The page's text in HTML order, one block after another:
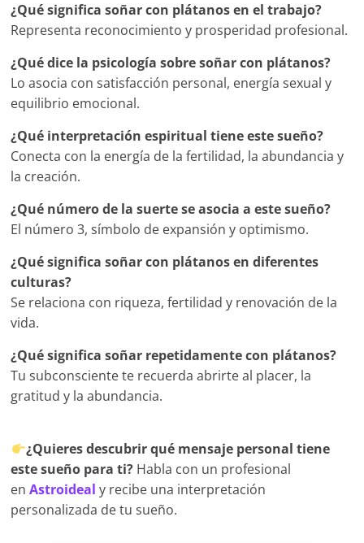
¿Qué significa soñar con plátanos en el trabajo?
Representa reconocimiento y prosperidad profesional.
¿Qué dice la psicología sobre soñar con plátanos?
Lo asocia con satisfacción personal, energía sexual y
equilibrio emocional.
¿Qué interpretación espiritual tiene este sueño?
Conecta con la energía de la fertilidad, la abundancia y
la creación.
¿Qué número de la suerte se asocia a este sueño?
El número 3, símbolo de expansión y optimismo.
¿Qué significa soñar con plátanos en diferentes
culturas?
Se relaciona con riqueza, fertilidad y renovación de la
vida.
¿Qué significa soñar repetidamente con plátanos?
Tu subconsciente te recuerda abrirte al placer, la
gratitud y la abundancia.
¿Quieres descubrir qué mensaje personal tiene
este sueño para ti? Habla con un profesional
enAstroideal y recibe una interpretación
personalizada de tu sueño.